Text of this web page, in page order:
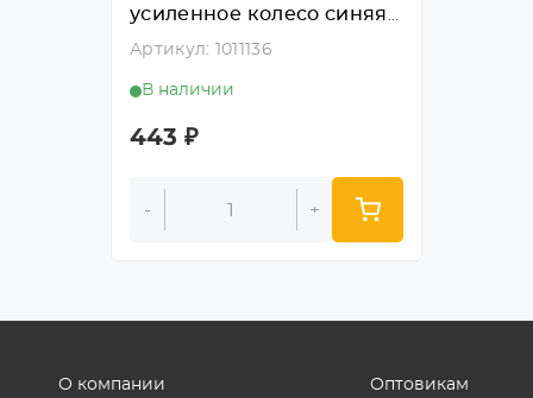
усиленное колесо синяя
резина 80 мм (площ.,
роликоподш.)
Артикул: 1011136
В наличии
443 ₽
- +
О компании
Оптовикам